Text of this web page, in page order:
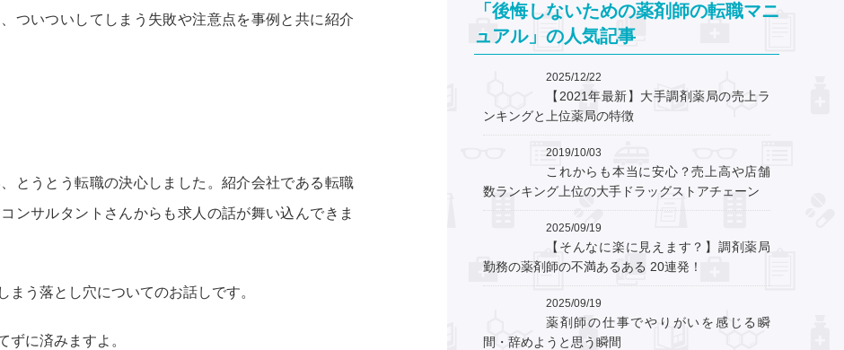
ついついしてしまう失敗や注意点を事例と共に紹介
とうとう転職の決心しました。紹介会社である転職
ンサルタントさんからも求人の話が舞い込んできま
まう落とし穴についてのお話しです。
ずに済みますよ。
「後悔しないための薬剤師の転職マニ
ュアル」の人気記事
2025/12/22
【2021年最新】大手調剤薬局の売上ラ
ンキングと上位薬局の特徴
2019/10/03
これからも本当に安心？売上高や店舗
数ランキング上位の大手ドラッグストアチェーン
2025/09/19
【そんなに楽に見えます？】調剤薬局
勤務の薬剤師の不満あるある 20連発！
2025/09/19
薬剤師の仕事でやりがいを感じる瞬
間・辞めようと思う瞬間